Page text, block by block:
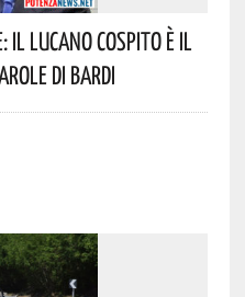
Il Lucano Cospito È Il
Di Bardi